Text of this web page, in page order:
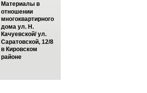
Материалы в
отношении
многоквартирного
дома ул. Н.
Качуевской/ ул.
Саратовской, 12/8
в Кировском
районе